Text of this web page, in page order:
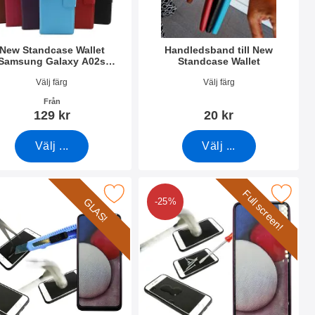
New Standcase Wallet
Galaxy A02s
39818Välj färg
Från
129 kr
Välj ...
Handledsband till New
Standcase Wallet
Art. nr 40789Välj färg
20 kr
Välj ...
(A025G/DS) som favorit
GLAS!
Glas Samsung Galaxy A02s (A025G/DS) som favorit
Full screen!
-25%
Makera full Frame Härdat Glas Samsung